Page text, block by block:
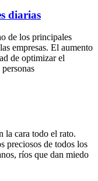
diarias
de los principales
empresas. El aumento
de optimizar el
la cara todo el rato.
preciosos de todos los
ríos que dan miedo